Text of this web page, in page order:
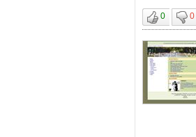
0 0